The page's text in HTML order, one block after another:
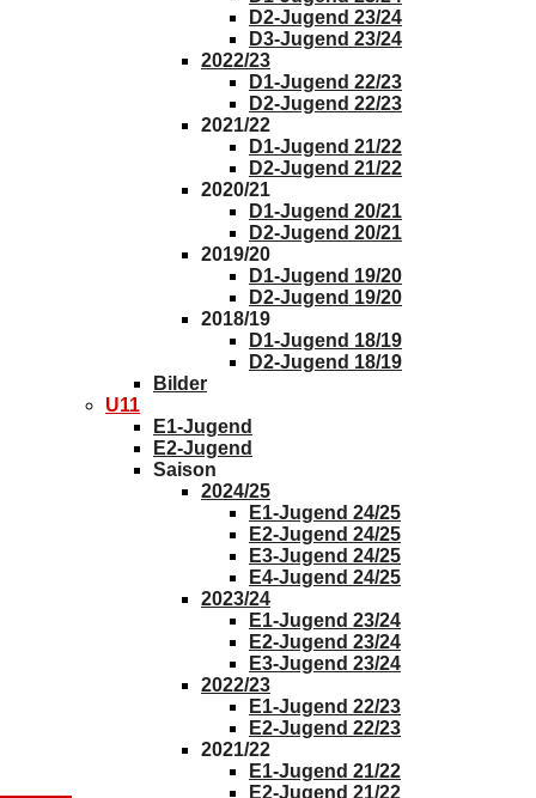
D2-Jugend 23/24
D3-Jugend 23/24
2022/23
D1-Jugend 22/23
D2-Jugend 22/23
2021/22
D1-Jugend 21/22
D2-Jugend 21/22
2020/21
D1-Jugend 20/21
D2-Jugend 20/21
2019/20
D1-Jugend 19/20
D2-Jugend 19/20
2018/19
D1-Jugend 18/19
D2-Jugend 18/19
Bilder
U11
E1-Jugend
E2-Jugend
Saison
2024/25
E1-Jugend 24/25
E2-Jugend 24/25
E3-Jugend 24/25
E4-Jugend 24/25
2023/24
E1-Jugend 23/24
E2-Jugend 23/24
E3-Jugend 23/24
2022/23
E1-Jugend 22/23
E2-Jugend 22/23
2021/22
E1-Jugend 21/22
E2-Jugend 21/22